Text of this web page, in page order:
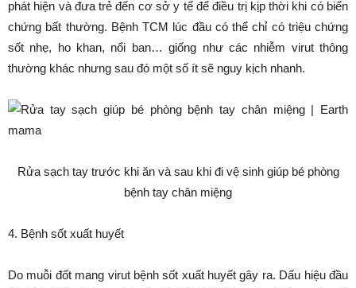
phát hiện và đưa trẻ đến cơ sở y tế để điều trị kịp thời khi có biến
chứng bất thường. Bệnh TCM lúc đầu có thể chỉ có triệu chứng
sốt nhẹ, ho khan, nổi ban… giống như các nhiễm virut thông
thường khác nhưng sau đó một số ít sẽ nguy kịch nhanh.
Rửa sạch tay trước khi ăn và sau khi đi vệ sinh giúp bé phòng
bệnh tay chân miệng
4. Bệnh sốt xuất huyết
Do muỗi đốt mang virut bệnh sốt xuất huyết gây ra. Dấu hiệu đầu